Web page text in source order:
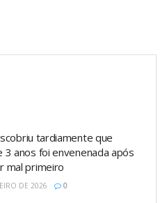
tardiamente que
3 anos foi envenenada após
mal primeiro
DE 2026 0